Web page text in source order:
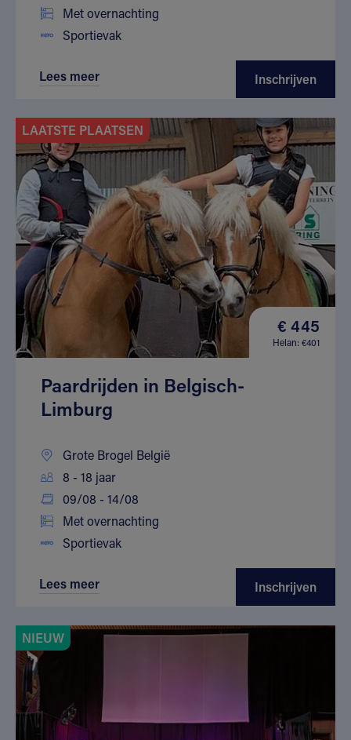
Met overnachting
Sportievak
Lees meer Inschrijven
LAATSTE PLAATSEN
€ 445
Helan: €401
Paardrijden in Belgisch-
Limburg
Grote Brogel België
8 - 18 jaar
09/08 - 14/08
Met overnachting
Sportievak
Lees meer Inschrijven
NIEUW